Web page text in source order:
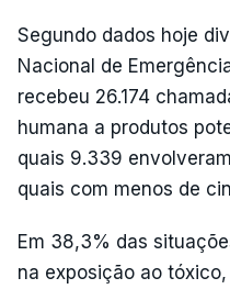
Segundo dados hoje
Nacional de
recebeu 26.174
humana a produtos
quais 9.339
quais com menos de
Em 38,3% das
na exposição ao